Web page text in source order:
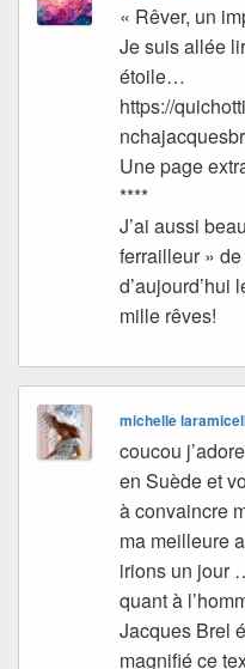
« Rêver, un
Je suis allée
étoile…
https://
Une page
****
J’ai aussi
ferrailleur »
d’aujourd’hui
mille rêves!
michelle
coucou
en Suède et
à convaincre
ma meilleure
irions un
quant à
Jacques Brel
magnifié ce